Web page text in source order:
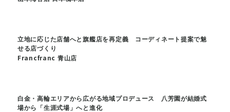
立地に応じた店舗へと旗艦店を再定義 コーディネート提案で魅
せる店づくり
Francfranc 青山店
白金・高輪エリアから広がる地域プロデュース 八芳園が結婚式
場から「生涯式場」へと進化